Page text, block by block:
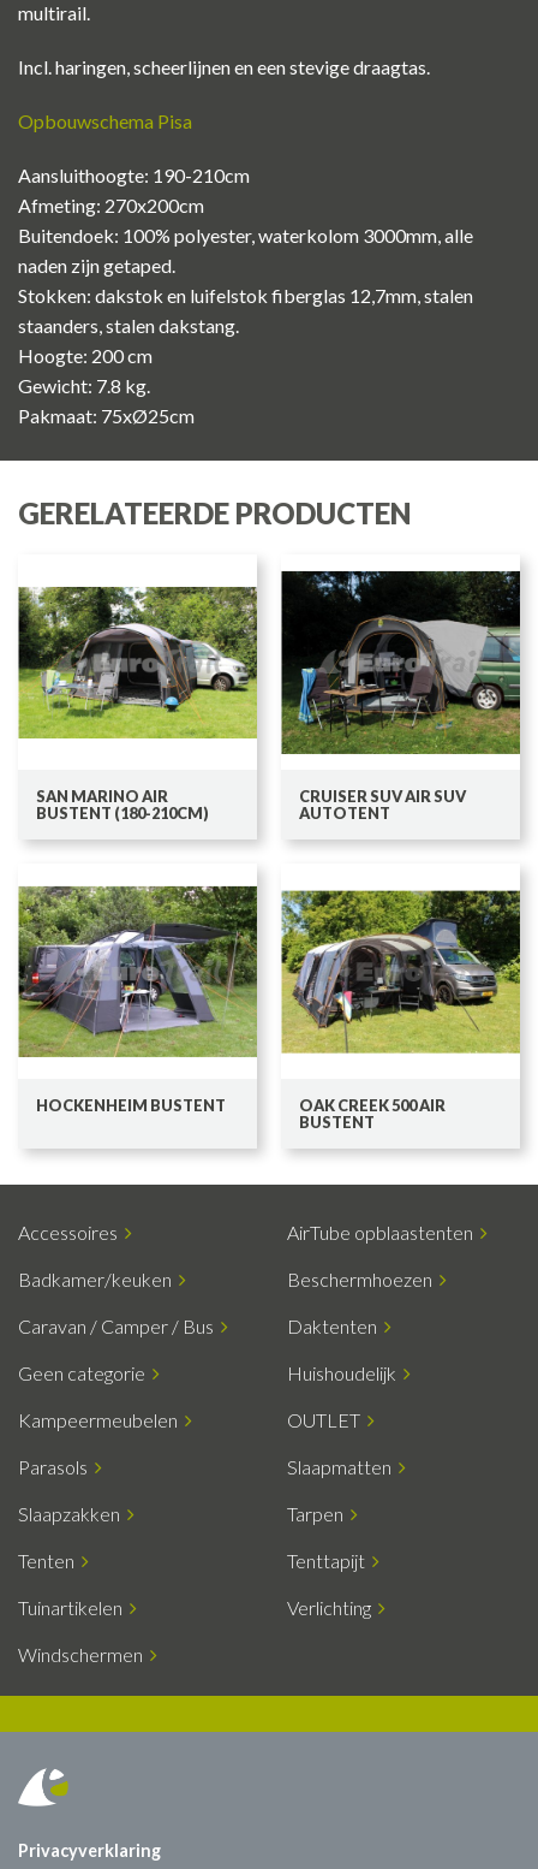
multirail.
Incl. haringen, scheerlijnen en een stevige draagtas.
Opbouwschema Pisa
Aansluithoogte: 190-210cm
Afmeting: 270x200cm
Buitendoek: 100% polyester, waterkolom 3000mm, alle
naden zijn getaped.
Stokken: dakstok en luifelstok fiberglas 12,7mm, stalen
staanders, stalen dakstang.
Hoogte: 200 cm
Gewicht: 7.8 kg.
Pakmaat: 75xØ25cm
GERELATEERDE PRODUCTEN
SAN MARINO AIR
BUSTENT (180-210CM)
CRUISER SUV AIR SUV
AUTOTENT
HOCKENHEIM BUSTENT
OAK CREEK 500 AIR
BUSTENT
Accessoires AirTube opblaastenten
Badkamer/keuken Beschermhoezen
Caravan / Camper / Bus Daktenten
Geen categorie Huishoudelijk
Kampeermeubelen OUTLET
Parasols Slaapmatten
Slaapzakken Tarpen
Tenten Tenttapijt
Tuinartikelen Verlichting
Windschermen
Privacyverklaring